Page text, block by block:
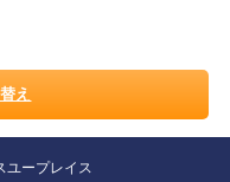
え
ユープレイス